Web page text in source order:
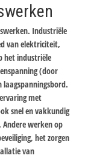
Industriële
van elektriciteit,
het industriële
(door
laagspanningsbord.
met
snel en vakkundig
werken op
het zorgen
van